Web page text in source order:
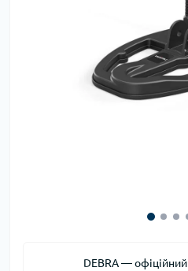
DEBRA — офіційний